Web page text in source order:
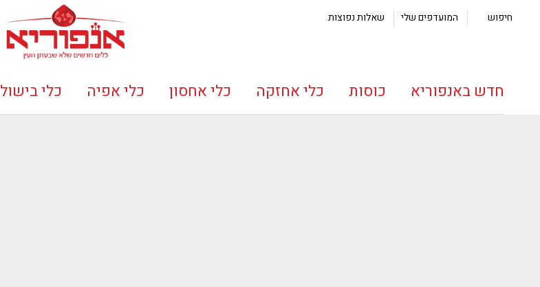
חיפוש המועדפים שלי שאלות נפוצות
חדש באנפוריא כוסות כלי אחזקה כלי אחסון כלי אפיה כלי בישול